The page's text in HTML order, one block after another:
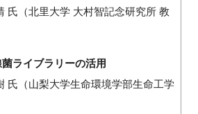
氏（北里大学 大村智記念研究所 教
ライブラリーの活用
氏（山梨大学生命環境学部生命工学